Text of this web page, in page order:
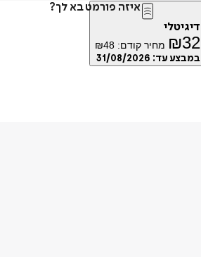
איזה פורמט בא לך?
דיגיטלי
₪32 מחיר קודם: ₪48
במבצע עד: 31/08/2026